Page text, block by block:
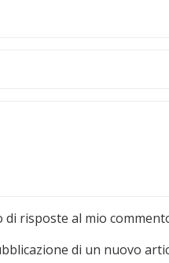
di risposte al mio
di un nuovo